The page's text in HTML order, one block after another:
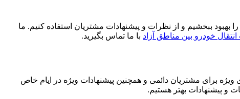
بهبود ببخشیم و از نظرات و پیشنهادات مشتریان استفاده کنیم. ما
خودرو بین مناطق آزاد با ما تماس بگیرید.
برای مشتریان دائمی و همچنین پیشنهادات ویژه در ایام خاص
و پیشنهادات بهتر هستیم.